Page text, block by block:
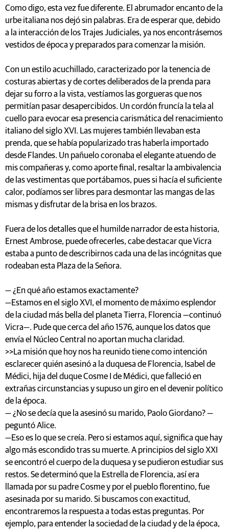
Como digo, esta vez fue diferente. El abrumador encanto de la
urbe italiana nos dejó sin palabras. Era de esperar que, debido
a la interacción de los Trajes Judiciales, ya nos encontrásemos
vestidos de época y preparados para comenzar la misión.
Con un estilo acuchillado, caracterizado por la tenencia de
costuras abiertas y de cortes deliberados de la prenda para
dejar su forro a la vista, vestíamos las gorgueras que nos
permitían pasar desapercibidos. Un cordón fruncía la tela al
cuello para evocar esa presencia carismática del renacimiento
italiano del siglo XVI. Las mujeres también llevaban esta
prenda, que se había popularizado tras haberla importado
desde Flandes. Un pañuelo coronaba el elegante atuendo de
mis compañeras y, como aporte final, resaltar la ambivalencia
de las vestimentas que portábamos, pues si hacía el suficiente
calor, podíamos ser libres para desmontar las mangas de las
mismas y disfrutar de la brisa en los brazos.
Fuera de los detalles que el humilde narrador de esta historia,
Ernest Ambrose, puede ofrecerles, cabe destacar que Vicra
estaba a punto de describirnos cada una de las incógnitas que
rodeaban esta Plaza de la Señora.
— ¿En qué año estamos exactamente?
—Estamos en el siglo XVI, el momento de máximo esplendor
de la ciudad más bella del planeta Tierra, Florencia —continuó
Vicra—. Pude que cerca del año 1576, aunque los datos que
envía el Núcleo Central no aportan mucha claridad.
>>La misión que hoy nos ha reunido tiene como intención
esclarecer quién asesinó a la duquesa de Florencia, Isabel de
Médici, hija del duque Cosme I de Médici, que falleció en
extrañas circunstancias y supuso un giro en el devenir político
de la época.
— ¿No se decía que la asesinó su marido, Paolo Giordano? —
peguntó Alice.
—Eso es lo que se creía. Pero si estamos aquí, significa que hay
algo más escondido tras su muerte. A principios del siglo XXI
se encontró el cuerpo de la duquesa y se pudieron estudiar sus
restos. Se determinó que la Estrella de Florencia, así era
llamada por su padre Cosme y por el pueblo florentino, fue
asesinada por su marido. Si buscamos con exactitud,
encontraremos la respuesta a todas estas preguntas. Por
ejemplo, para entender la sociedad de la ciudad y de la época,